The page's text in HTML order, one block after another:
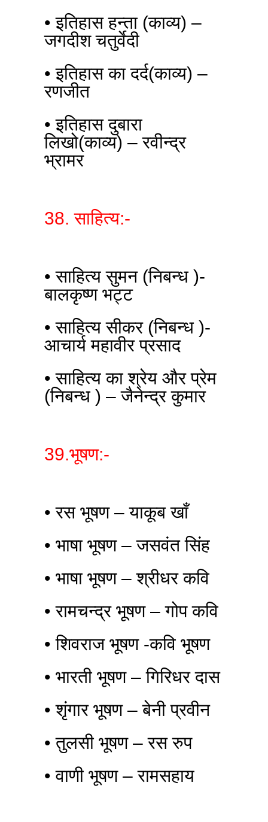
• इतिहास हन्ता (काव्य) –
जगदीश चतुर्वेदी
• इतिहास का दर्द(काव्य) –
रणजीत
• इतिहास दुबारा
लिखो(काव्य) – रवीन्द्र
भ्रामर
38. साहित्य:-
• साहित्य सुमन (निबन्ध )-
बालकृष्ण भट्ट
• साहित्य सीकर (निबन्ध )-
आचार्य महावीर प्रसाद
• साहित्य का श्रेय और प्रेम
(निबन्ध ) – जैनेन्द्र कुमार
39.भूषण:-
• रस भूषण – याकूब खाँ
• भाषा भूषण – जसवंत सिंह
• भाषा भूषण – श्रीधर कवि
• रामचन्द्र भूषण – गोप कवि
• शिवराज भूषण -कवि भूषण
• भारती भूषण – गिरिधर दास
• शृंगार भूषण – बेनी प्रवीन
• तुलसी भूषण – रस रुप
• वाणी भूषण – रामसहाय